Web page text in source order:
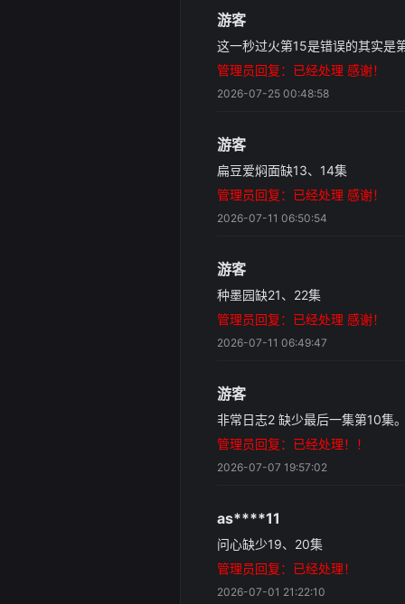
游客
这一秒过火第15是错误的其实是
管理员回复：已经处理 感谢！
2026-07-25 00:48:58
游客
扁豆爱焖面缺13、14集
管理员回复：已经处理 感谢！
2026-07-11 06:50:54
游客
种墨园缺21、22集
管理员回复：已经处理 感谢！
2026-07-11 06:49:47
游客
非常日志2 缺少最后一集第10集
管理员回复：已经处理！！
2026-07-07 19:57:02
as****11
问心缺少19、20集
管理员回复：已经处理！
2026-07-01 21:22:10